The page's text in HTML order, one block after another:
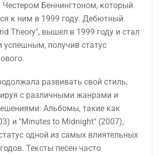
Беннингтоном, который
к ним в 1999 году. Дебютный
Theory", вышел в 1999 году и стал
успешным, получив статус
развивать свой стиль,
с различными жанрами и
Альбомы, такие как
и "Minutes to Midnight" (2007),
одной из самых влиятельных
Тексты песен часто